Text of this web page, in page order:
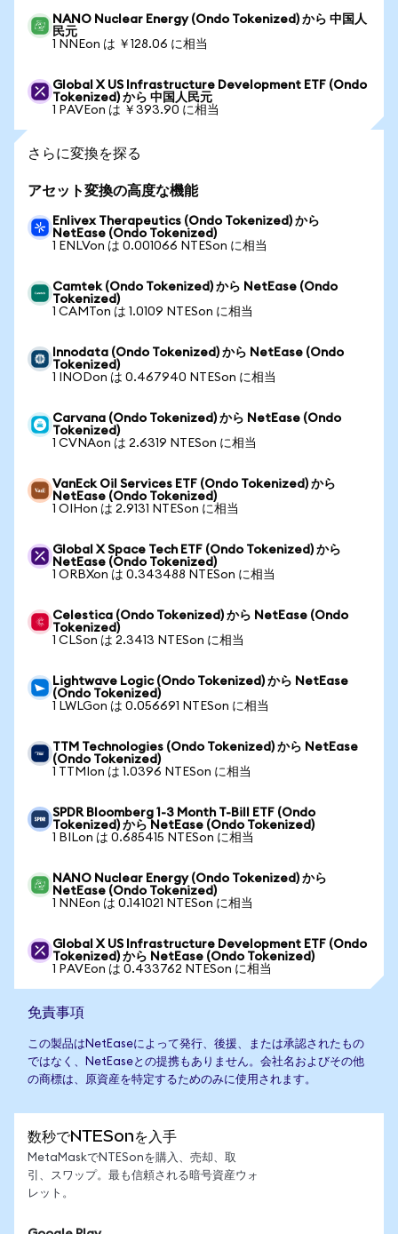
NANO Nuclear Energy (Ondo Tokenized) から 中国人
民元
1 NNEon は ￥128.06 に相当
Global X US Infrastructure Development ETF (Ondo
Tokenized) から 中国人民元
1 PAVEon は ￥393.90 に相当
さらに変換を探る
アセット変換の高度な機能
Enlivex Therapeutics (Ondo Tokenized) から
NetEase (Ondo Tokenized)
1 ENLVon は 0.001066 NTESon に相当
Camtek (Ondo Tokenized) から NetEase (Ondo
Tokenized)
1 CAMTon は 1.0109 NTESon に相当
Innodata (Ondo Tokenized) から NetEase (Ondo
Tokenized)
1 INODon は 0.467940 NTESon に相当
Carvana (Ondo Tokenized) から NetEase (Ondo
Tokenized)
1 CVNAon は 2.6319 NTESon に相当
VanEck Oil Services ETF (Ondo Tokenized) から
NetEase (Ondo Tokenized)
1 OIHon は 2.9131 NTESon に相当
Global X Space Tech ETF (Ondo Tokenized) から
NetEase (Ondo Tokenized)
1 ORBXon は 0.343488 NTESon に相当
Celestica (Ondo Tokenized) から NetEase (Ondo
Tokenized)
1 CLSon は 2.3413 NTESon に相当
Lightwave Logic (Ondo Tokenized) から NetEase
(Ondo Tokenized)
1 LWLGon は 0.056691 NTESon に相当
TTM Technologies (Ondo Tokenized) から NetEase
(Ondo Tokenized)
1 TTMIon は 1.0396 NTESon に相当
SPDR Bloomberg 1-3 Month T-Bill ETF (Ondo
Tokenized) から NetEase (Ondo Tokenized)
1 BILon は 0.685415 NTESon に相当
NANO Nuclear Energy (Ondo Tokenized) から
NetEase (Ondo Tokenized)
1 NNEon は 0.141021 NTESon に相当
Global X US Infrastructure Development ETF (Ondo
Tokenized) から NetEase (Ondo Tokenized)
1 PAVEon は 0.433762 NTESon に相当
免責事項
この製品はNetEaseによって発行、後援、または承認されたもの
ではなく、NetEaseとの提携もありません。会社名およびその他
の商標は、原資産を特定するためのみに使用されます。
数秒でNTESonを入手
MetaMaskでNTESonを購入、売却、取
引、スワップ。最も信頼される暗号資産ウォ
レット。